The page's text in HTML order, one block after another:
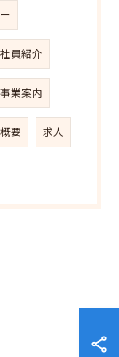
社員紹介
事業案内
要 求人